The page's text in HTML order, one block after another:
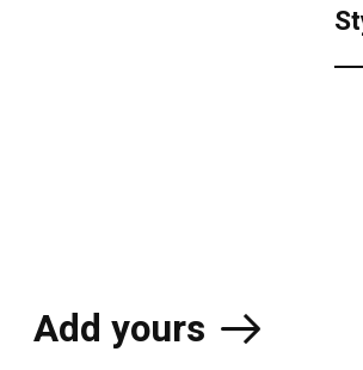
Add yours